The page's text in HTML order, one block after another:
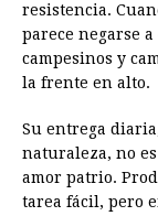
resistencia.
parece negarse
campesinos y
la frente en alto.
Su entrega
naturaleza, no
amor patrio.
tarea fácil, pero